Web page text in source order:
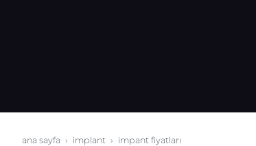
ana sayfa i̇mplant i̇mpant fiyatları